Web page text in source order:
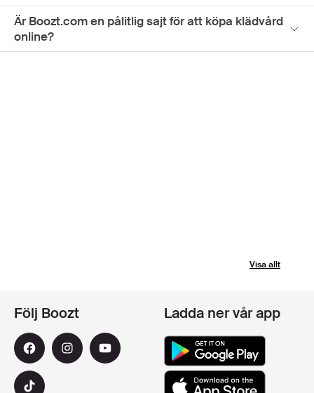
Är Boozt.com en pålitlig sajt för att köpa klädvård
online?
Visa allt
Följ Boozt Ladda ner vår app